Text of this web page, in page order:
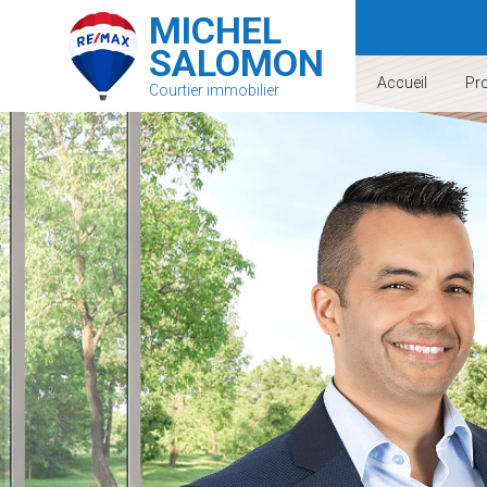
MICHEL
SALOMON
Courtier immobilier Accueil